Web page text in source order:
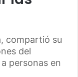
compartió su
del
personas en